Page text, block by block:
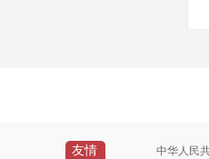
友情
中华人民